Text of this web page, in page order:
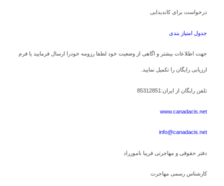
درخواست برای کاندیدایی
جدول امتیاز بندی
جهت اطلاعات بیشتر و اگاهی از وضعیت خود لطفا رزومه خودرا ارسال فرمایید یا فرم
ارزیابی رایگان را تکمیل نمایید.
تلفن رایگان از ایران:85312851
www.canadacis.net
info@canadacis.net
دفتر حقوقی و مهاجرتی فریبا نامورراد
کارشناس رسمی مهاجرت